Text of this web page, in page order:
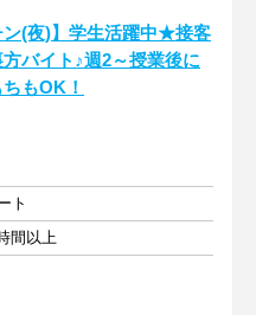
ン(夜)】学生活躍中★接客
バイト♪週2～授業後に
もOK！
ト
間以上